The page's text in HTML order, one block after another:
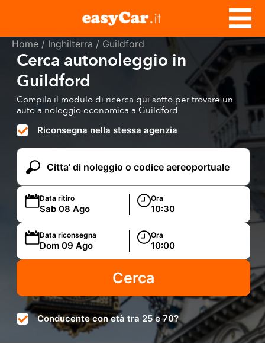
Home / Inghilterra / Guildford
Cerca autonoleggio in
Guildford
Compila il modulo di ricerca qui sotto per trovare un
auto a noleggio economica a Guildford
Riconsegna nella stessa agenzia
Data ritiro Ora
Data riconsegna Ora
Conducente con età tra 25 e 70?